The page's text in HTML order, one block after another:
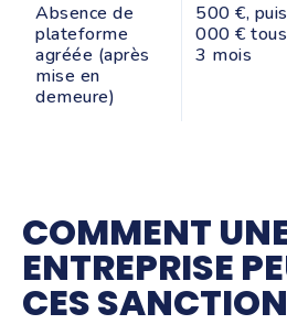
Absence de
plateforme
agréée (après
mise en
demeure)
500 €,
000 €
3 mois
COMMENT
ENTREPRISE
CES